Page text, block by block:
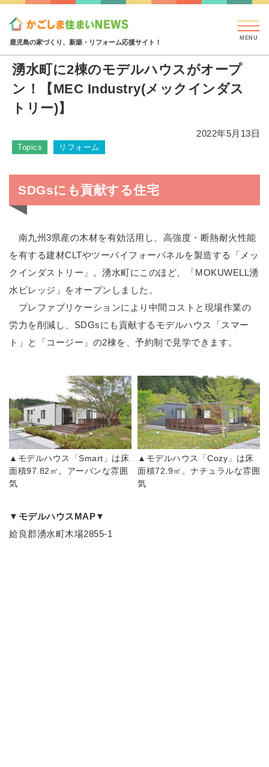
鹿児島の家づくり、新築・リフォーム応援サイト！
湧水町に2棟のモデルハウスがオープン
湧水町に2棟のモデルハウスがオープ
ン！【MEC Industry(メックインダス
トリー)】
2022年5月13日
Topics リフォーム
SDGsにも貢献する住宅
南九州3県産の木材を有効活用し、高強度・断熱耐火性能
を有する建材CLTやツーバイフォーパネルを製造する「メッ
クインダストリー」。湧水町にこのほど、「MOKUWELL湧
水ビレッジ」をオープンしました。
プレファブリケーションにより中間コストと現場作業の
労力を削減し、SDGsにも貢献するモデルハウス「スマー
ト」と「コージー」の2棟を、予約制で見学できます。
▲モデルハウス「Smart」は床
面積97.82㎡。アーバンな雰囲
気
▲モデルハウス「Cozy」は床
面積72.9㎡。ナチュラルな雰囲
気
▼モデルハウスMAP▼
姶良郡湧水町木場2855-1